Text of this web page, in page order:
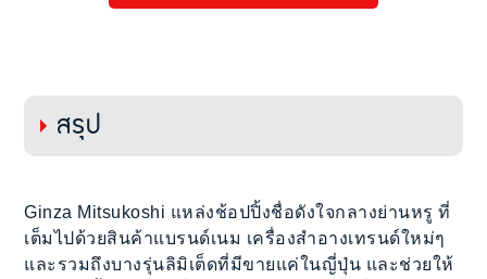
สรุป
Ginza Mitsukoshi แหล่งช้อปปิ้งชื่อดังใจกลางย่านหรู ที่
เต็มไปด้วยสินค้าแบรนด์เนม เครื่องสำอางเทรนด์ใหม่ๆ
และรวมถึงบางรุ่นลิมิเต็ดที่มีขายแค่ในญี่ปุ่น และช่วยให้